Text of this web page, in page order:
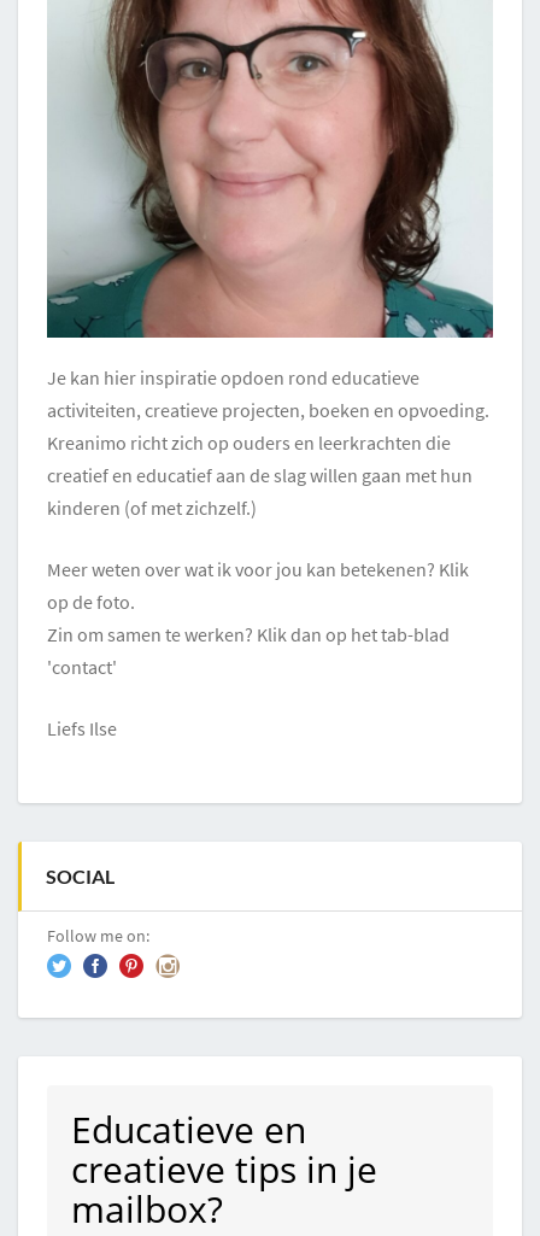
Je kan hier inspiratie opdoen rond educatieve
activiteiten, creatieve projecten, boeken en opvoeding.
Kreanimo richt zich op ouders en leerkrachten die
creatief en educatief aan de slag willen gaan met hun
kinderen (of met zichzelf.)
Meer weten over wat ik voor jou kan betekenen? Klik
op de foto.
Zin om samen te werken? Klik dan op het tab-blad
'contact'
Liefs Ilse
SOCIAL
Follow me on:
Educatieve en
creatieve tips in je
mailbox?